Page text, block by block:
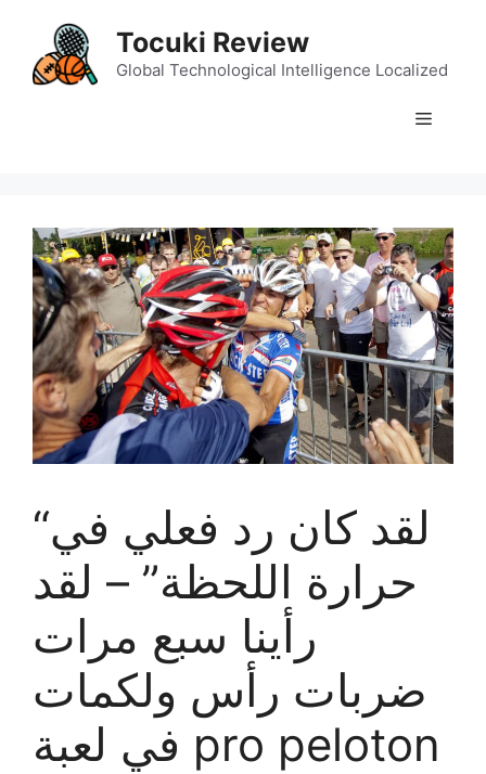
content
Tocuki Review
Global Technological Intelligence Localized
Menu
“لقد كان رد فعلي في
حرارة اللحظة” – لقد
رأينا سبع مرات
ضربات رأس ولكمات
في لعبة pro peloton